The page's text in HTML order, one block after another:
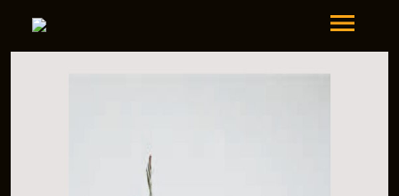
Guadalupe Nettel